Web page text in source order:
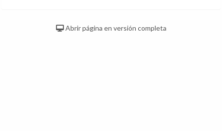
Abrir página en versión completa